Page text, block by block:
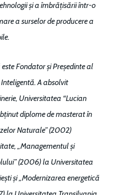
și a îmbrățisării într-o
a surselor de producere a
Fondator și Președinte al
A absolvit
Universitatea “Lucian
diplome de masterat în
Naturale” (2002)
„Managementul și
(2006) la Universitatea
și „Modernizarea energetică